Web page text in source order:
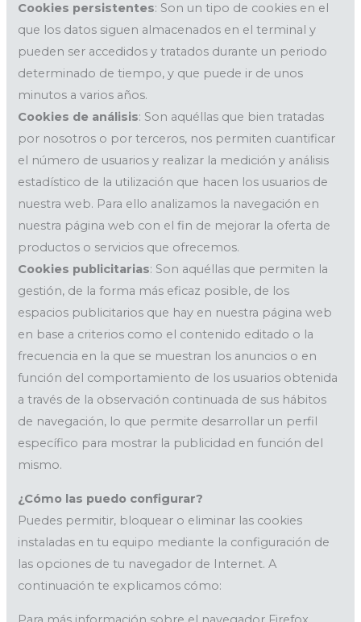
Cookies persistentes: Son un tipo de cookies en el
que los datos siguen almacenados en el terminal y
pueden ser accedidos y tratados durante un periodo
determinado de tiempo, y que puede ir de unos
minutos a varios años.
Cookies de análisis: Son aquéllas que bien tratadas
por nosotros o por terceros, nos permiten cuantificar
el número de usuarios y realizar la medición y análisis
estadístico de la utilización que hacen los usuarios de
nuestra web. Para ello analizamos la navegación en
nuestra página web con el fin de mejorar la oferta de
productos o servicios que ofrecemos.
Cookies publicitarias: Son aquéllas que permiten la
gestión, de la forma más eficaz posible, de los
espacios publicitarios que hay en nuestra página web
en base a criterios como el contenido editado o la
frecuencia en la que se muestran los anuncios o en
función del comportamiento de los usuarios obtenida
a través de la observación continuada de sus hábitos
de navegación, lo que permite desarrollar un perfil
específico para mostrar la publicidad en función del
mismo.
¿Cómo las puedo configurar?
Puedes permitir, bloquear o eliminar las cookies
instaladas en tu equipo mediante la configuración de
las opciones de tu navegador de Internet. A
continuación te explicamos cómo: